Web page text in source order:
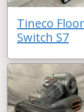
Tineco
Switch S7